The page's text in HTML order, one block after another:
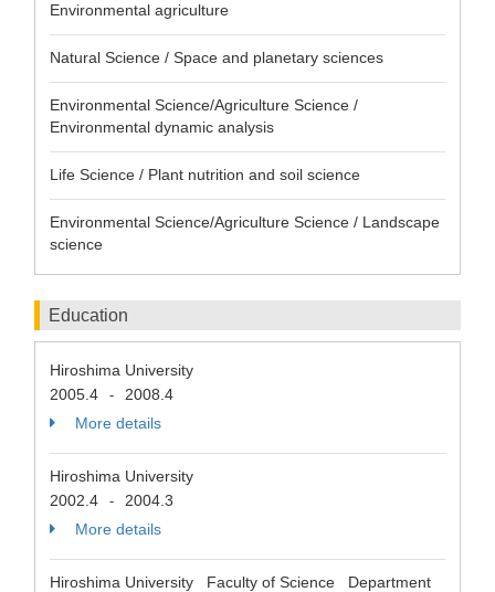
Environmental agriculture
Natural Science / Space and planetary sciences
Environmental Science/Agriculture Science /
Environmental dynamic analysis
Life Science / Plant nutrition and soil science
Environmental Science/Agriculture Science / Landscape
science
Education
Hiroshima University
2005.4
-
2008.4
More details
Hiroshima University
2002.4
-
2004.3
More details
Hiroshima University Faculty of Science Department